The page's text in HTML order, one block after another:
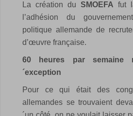
La création du SMOEFA fut
l’adhésion du
politique allemande de
d’œuvre française.
60 heures par semaine
´exception
Pour ce qui était des
allemandes se trouvaient